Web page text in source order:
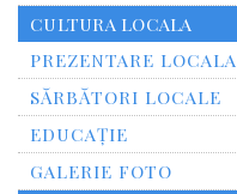
CULTURA LOCALA
PREZENTARE LOCALA
SĂRBĂTORI LOCALE
EDUCAȚIE
GALERIE FOTO